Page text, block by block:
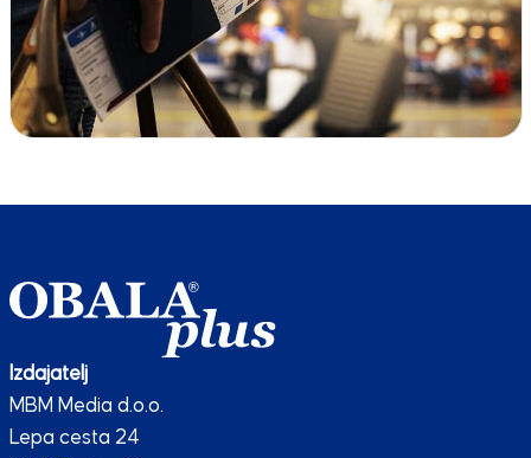
Izdajatelj
MBM Media d.o.o.
Lepa cesta 24